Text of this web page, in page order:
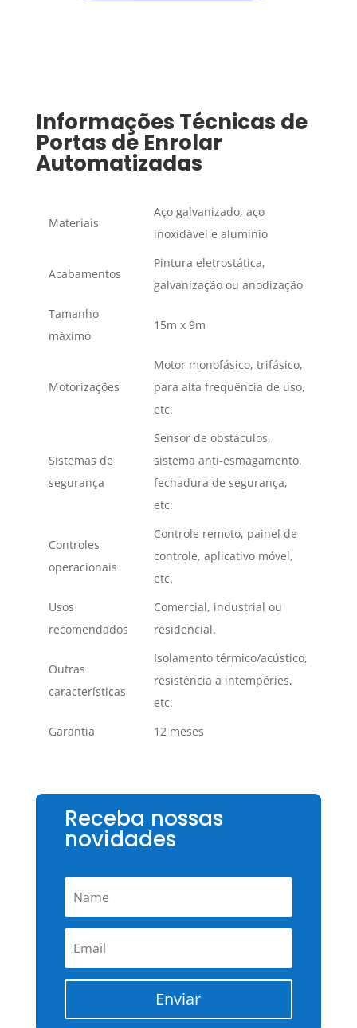
Informações Técnicas de
Portas de Enrolar
Automatizadas
Materiais
Aço galvanizado, aço
inoxidável e alumínio
Acabamentos
Pintura eletrostática,
galvanização ou anodização
Tamanho
máximo
15m x 9m
Motorizações
Motor monofásico, trifásico,
para alta frequência de uso,
etc.
Sistemas de
segurança
Sensor de obstáculos,
sistema anti-esmagamento,
fechadura de segurança,
etc.
Controles
operacionais
Controle remoto, painel de
controle, aplicativo móvel,
etc.
Usos
recomendados
Comercial, industrial ou
residencial.
Outras
características
Isolamento térmico/acústico,
resistência a intempéries,
etc.
Garantia
12 meses
Receba nossas
novidades
Enviar